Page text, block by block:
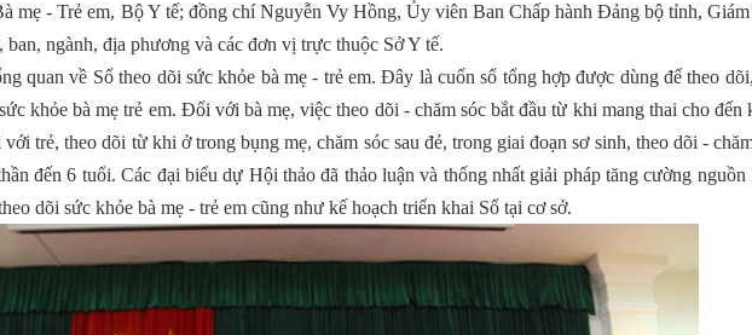
mẹ - Trẻ em, Bộ Y tế; đồng chí Nguyễn Vy Hồng, Ủy viên Ban Chấp hành Đảng bộ tỉnh,
ban, ngành, địa phương và các đơn vị trực thuộc Sở Y tế.
quan về Sổ theo dõi sức khỏe bà mẹ - trẻ em. Đây là cuốn sổ tổng hợp được dùng để theo
khỏe bà mẹ trẻ em. Đối với bà mẹ, việc theo dõi - chăm sóc bắt đầu từ khi mang thai cho đến
trẻ, theo dõi từ khi ở trong bụng mẹ, chăm sóc sau đẻ, trong giai đoạn sơ sinh, theo dõi -
đến 6 tuổi. Các đại biểu dự Hội thảo đã thảo luận và thống nhất giải pháp tăng cường
dõi sức khỏe bà mẹ - trẻ em cũng như kế hoạch triển khai Sổ tại cơ sở.